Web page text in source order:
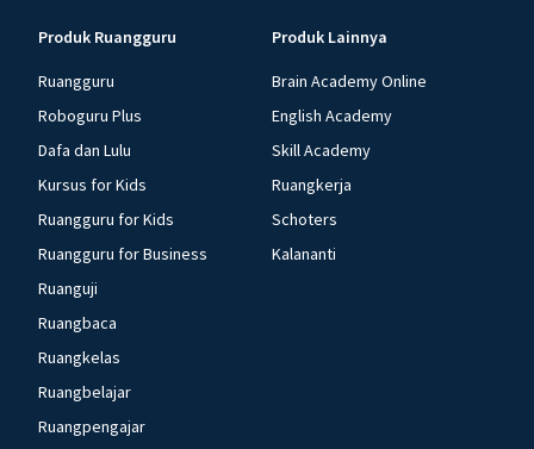
Produk Ruangguru
Ruangguru
Roboguru Plus
Dafa dan Lulu
Kursus for Kids
Ruangguru for Kids
Ruangguru for Business
Ruanguji
Ruangbaca
Ruangkelas
Ruangbelajar
Ruangpengajar
Produk Lainnya
Brain Academy Online
English Academy
Skill Academy
Ruangkerja
Schoters
Kalananti